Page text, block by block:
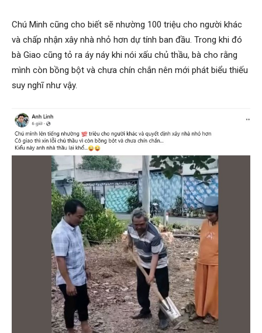
Chú Minh cũng cho biết sẽ nhường 100 triệu cho người khác
và chấp nhận xây nhà nhỏ hơn dự tính ban đầu. Trong khi đó
bà Giao cũng tỏ ra áy náy khi nói xấu chủ thầu, bà cho rằng
mình còn bồng bột và chưa chín chắn nên mới phát biểu thiếu
suy nghĩ như vậy.